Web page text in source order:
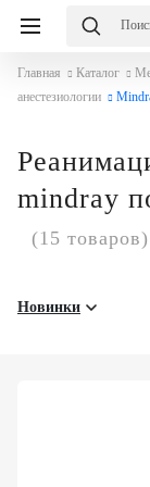
Главная Каталог
анестезиологии
mindray
(15 товаров)
Новинки